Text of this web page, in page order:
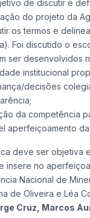
de discutir e
do projeto da
os termos e
Foi discutido o
ser desenvolvidos
institucional
decisões
da competência
aperfeiçoamento
deve ser objetiva
insere no
Nacional de
de Oliveira e Léa
Cruz, Marcos